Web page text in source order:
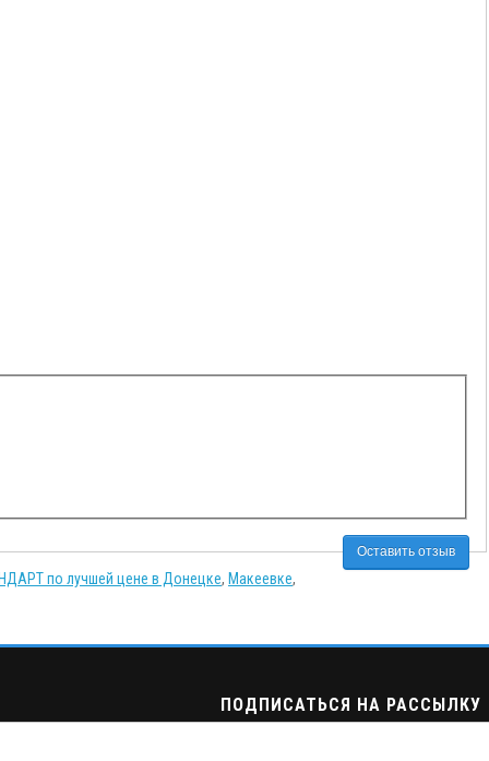
Оставить отзыв
по лучшей цене в Донецке, Макеевке,
ПОДПИСАТЬСЯ НА РАССЫЛКУ